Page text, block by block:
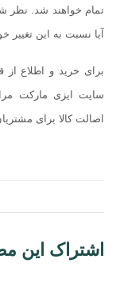
تمام خواهند شد. نظر
آیا نسبت به این تغییر
برای خرید و اطلاع از
سایت ایزی مارکت
اصالت کالا برای
اشتراک این
از معتبرترین برندهای
تا یک هفته در فروشگاه
خوب خرید اینترنتی” در
دسترسی‌ها